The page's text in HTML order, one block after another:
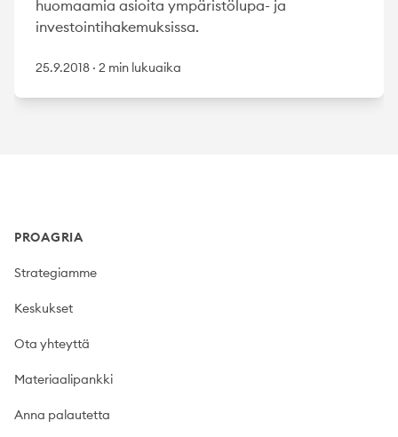
huomaamia asioita ympäristölupa- ja
investointihakemuksissa.
25.9.2018 · 2 min lukuaika
PROAGRIA
Strategiamme
Keskukset
Ota yhteyttä
Materiaalipankki
Anna palautetta